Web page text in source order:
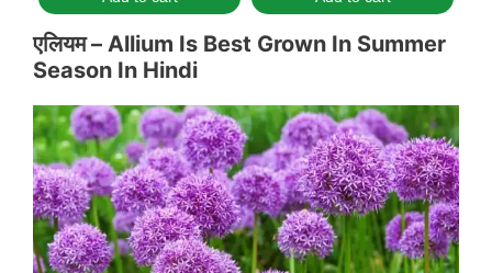
एलियम – Allium Is Best Grown In Summer
Season In Hindi